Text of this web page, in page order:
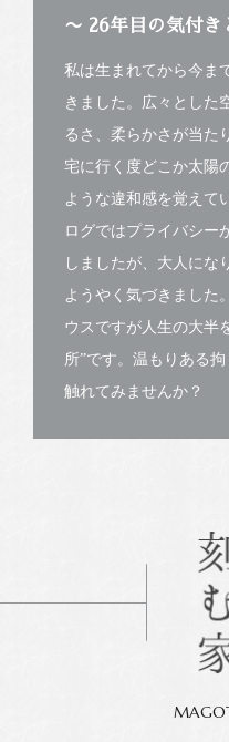
〜 26年目の気付
私は生まれてから今ま
きました。広々とした
るさ、柔らかさが当た
宅に行く度どこか太陽
ような違和感を覚えて
ログではプライバシー
しましたが、大人にな
ようやく気づきました
ウスですが人生の大半
所”です。温もりある
触れてみませんか？